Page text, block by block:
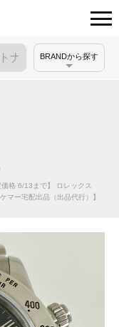
BRANDから探す
価格 6/13まで】 ロレックス
マー宅配出品（出品代行）】